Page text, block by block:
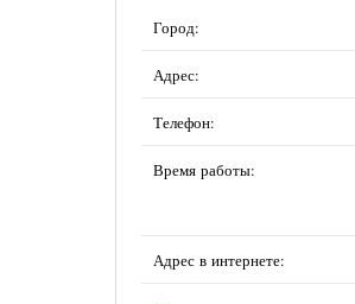
Город:
Адрес:
Телефон:
Время работы:
Адрес в интернете: